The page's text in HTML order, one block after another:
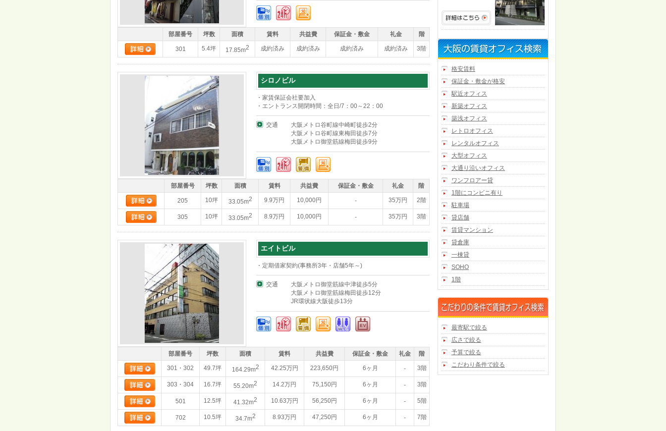
部屋番号 坪数 面積 賃料 共益費 保証金・敷金 礼金 階
301 5.4坪 17.85m2 成約済み 成約済み 成約済み 成約済み 3階
シロノビル
・家賃保証会社要加入
・エントランス開閉時間：全日/7：00～22：00
交通
大阪メトロ谷町線中崎町徒歩2分
大阪メトロ谷町線東梅田徒歩7分
大阪メトロ御堂筋線梅田徒歩9分
部屋番号 坪数 面積 賃料 共益費 保証金・敷金 礼金 階
205 10坪 33.05m2 9.9万円 10,000円 - 35万円 2階
305 10坪 33.05m2 8.9万円 10,000円 - 35万円 3階
エイトビル
・定期借家契約(事務所3年・店舗5年～)
交通
大阪メトロ御堂筋線中津徒歩5分
大阪メトロ御堂筋線梅田徒歩12分
JR環状線大阪徒歩13分
部屋番号 坪数 面積 賃料 共益費 保証金・敷金 礼金 階
301・302 49.7坪 164.29m2 42.25万円 223,650円 6ヶ月 - 3階
303・304 16.7坪 55.20m2 14.2万円 75,150円 6ヶ月 - 3階
501 12.5坪 41.32m2 10.63万円 56,250円 6ヶ月 - 5階
702 10.5坪 34.7m2 8.93万円 47,250円 6ヶ月 - 7階
格安賃料
保証金・敷金が格安
駅近オフィス
新築オフィス
築浅オフィス
レトロオフィス
レンタルオフィス
大型オフィス
大通り沿いオフィス
ワンフロアー貸
1階にコンビニ有り
駐車場
貸店舗
賃貸マンション
貸倉庫
一棟貸
SOHO
1階
最寄駅で絞る
広さで絞る
予算で絞る
こだわり条件で絞る